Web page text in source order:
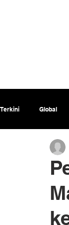
Terkini Global